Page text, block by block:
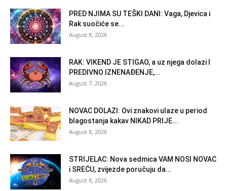
PRED NJIMA SU TEŠKI DANI: Vaga, Djevica i
Rak suočiće se...
August 8, 2026
RAK: VIKEND JE STIGAO, a uz njega dolazi I
PREDIVNO IZNENAĐENJE,...
August 7, 2026
NOVAC DOLAZI: Ovi znakovi ulaze u period
blagostanja kakav NIKAD PRIJE...
August 8, 2026
STRIJELAC: Nova sedmica VAM NOSI NOVAC
i SREĆU, zvijezde poručuju da...
August 8, 2026